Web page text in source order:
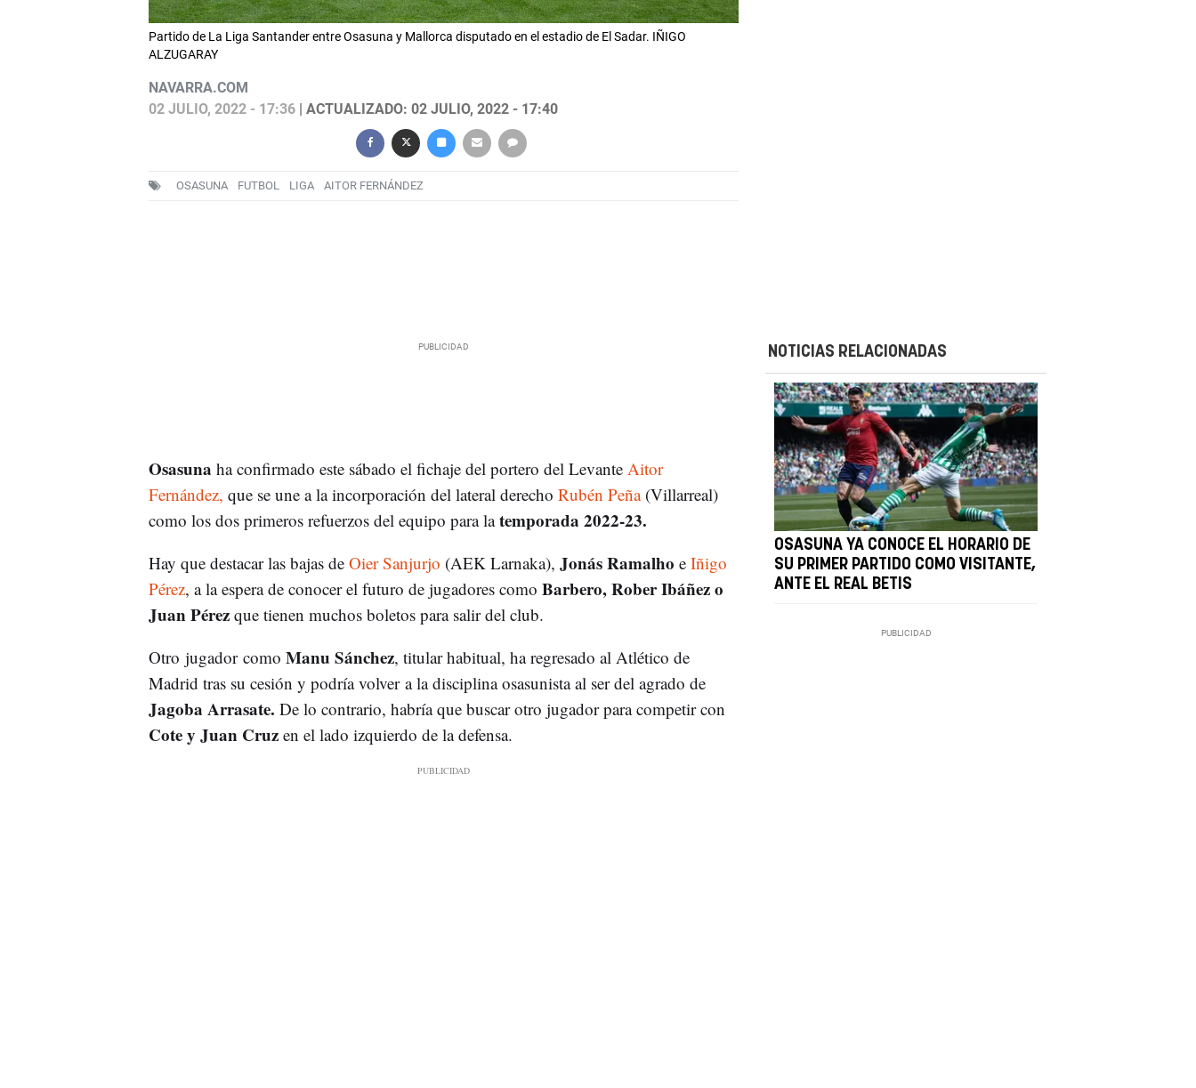
Partido de La Liga Santander entre Osasuna y Mallorca disputado en el estadio de El Sadar. IÑIGO
ALZUGARAY
NAVARRA.COM
02 JULIO, 2022 - 17:36| ACTUALIZADO: 02 JULIO, 2022 - 17:40
OSASUNA FUTBOL LIGA AITOR FERNÁNDEZ
Osasuna ha confirmado este sábado el fichaje del portero del LevanteAitor
Fernández, que se une a la incorporación del lateral derecho Rubén Peña(Villarreal)
como los dos primeros refuerzos del equipo para latemporada 2022-23.
Hay que destacar las bajas deOier Sanjurjo (AEK Larnaka), Jonás Ramalho eIñigo
Pérez, a la espera de conocer el futuro de jugadores como Barbero, Rober Ibáñez o
Juan Pérezque tienen muchos boletos para salir del club.
Otro jugador como Manu Sánchez, titular habitual, ha regresado al Atlético de
Madrid tras su cesión y podría volver a la disciplina osasunista al ser del agrado de
Jagoba Arrasate. De lo contrario, habría que buscar otro jugador para competir con
Cote y Juan Cruzen el lado izquierdo de la defensa.
NOTICIAS RELACIONADAS
OSASUNA YA CONOCE EL HORARIO DE
SU PRIMER PARTIDO COMO VISITANTE,
ANTE EL REAL BETIS